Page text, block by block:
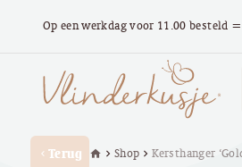
Op een werkdag voor 11.00 besteld
chevron_left Terug home chevron_right Shop chevron_rightKersthanger